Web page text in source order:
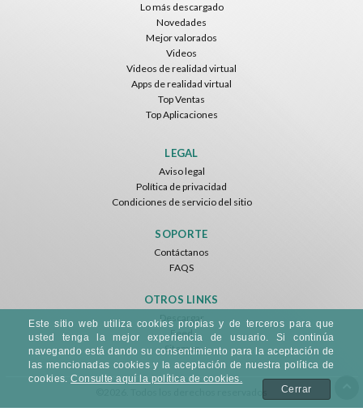
Lo más descargado
Novedades
Mejor valorados
Videos
Videos de realidad virtual
Apps de realidad virtual
Top Ventas
Top Aplicaciones
LEGAL
Aviso legal
Política de privacidad
Condiciones de servicio del sitio
SOPORTE
Contáctanos
FAQS
OTROS LINKS
Descargar
Feed
Sitemap
Este sitio web utiliza cookies propias y de terceros para que
usted tenga la mejor experiencia de usuario. Si continúa
navegando está dando su consentimiento para la aceptación de
las mencionadas cookies y la aceptación de nuestra política de
cookies.Consulte aquí la política de cookies.
Cerrar